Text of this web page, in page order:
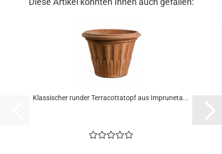
Klassischer runder Terracottatopf aus Impruneta...